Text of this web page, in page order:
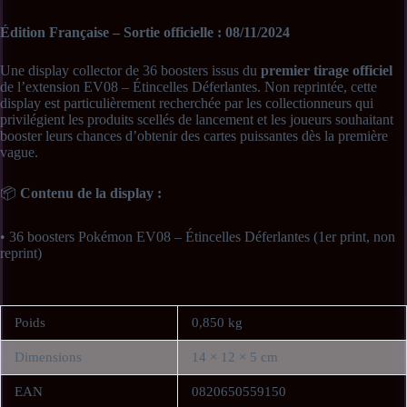
Édition Française – Sortie officielle : 08/11/2024
Une display collector de 36 boosters issus du premier tirage officiel
de l’extension EV08 – Étincelles Déferlantes. Non reprintée, cette
display est particulièrement recherchée par les collectionneurs qui
privilégient les produits scellés de lancement et les joueurs souhaitant
booster leurs chances d’obtenir des cartes puissantes dès la première
vague.
📦 Contenu de la display :
• 36 boosters Pokémon EV08 – Étincelles Déferlantes (1er print, non
reprint)
• Langue : Français
Poids 0,850 kg
Dimensions 14 × 12 × 5 cm
EAN 0820650559150